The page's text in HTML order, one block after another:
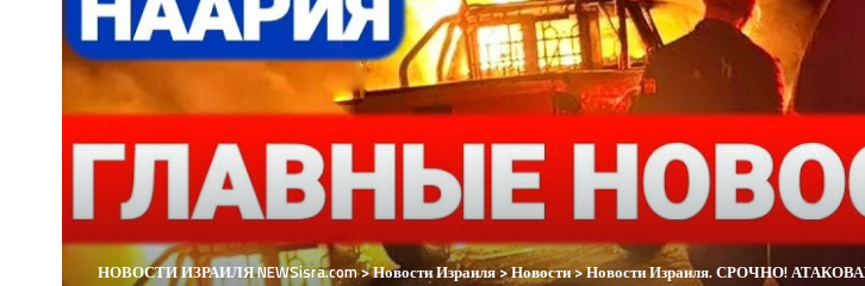
НОВОСТИ ИЗРАИЛЯ NEWSisra.com>Новости Израиля>Новости>Новости Израиля. СРОЧНО!